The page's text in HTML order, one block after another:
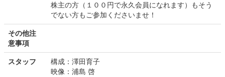
株主の方（１００円で永久会員になれます）もそう
でない方もご参加くださいませ！
その他注
意事項
スタッフ
構成：澤田育子
映像：浦島 啓